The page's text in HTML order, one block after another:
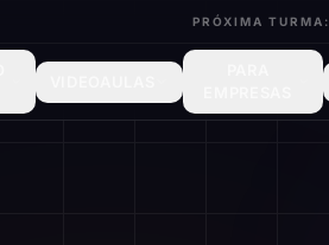
PRÓXIMA TURMA: